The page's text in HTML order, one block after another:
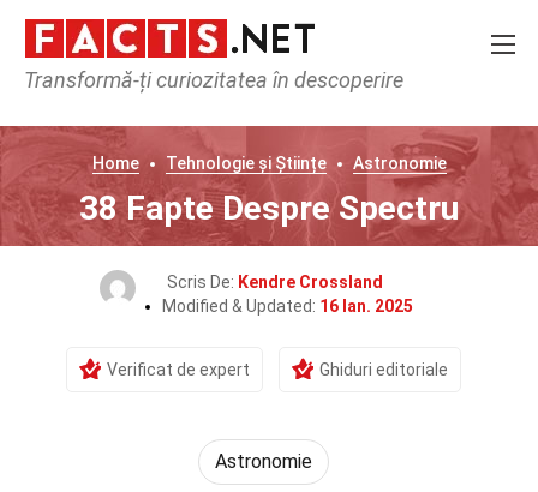
Transformă-ți curiozitatea în descoperire
Home Tehnologie și Științe Astronomie
38 Fapte Despre Spectru
Scris De: Kendre Crossland
Modified & Updated: 16 Ian. 2025
Verificat de expert Ghiduri editoriale
Astronomie